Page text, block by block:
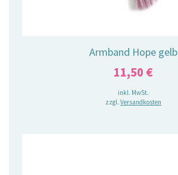
Armband Hope gelb
11,50 €
inkl. MwSt.
zzgl. Versandkosten